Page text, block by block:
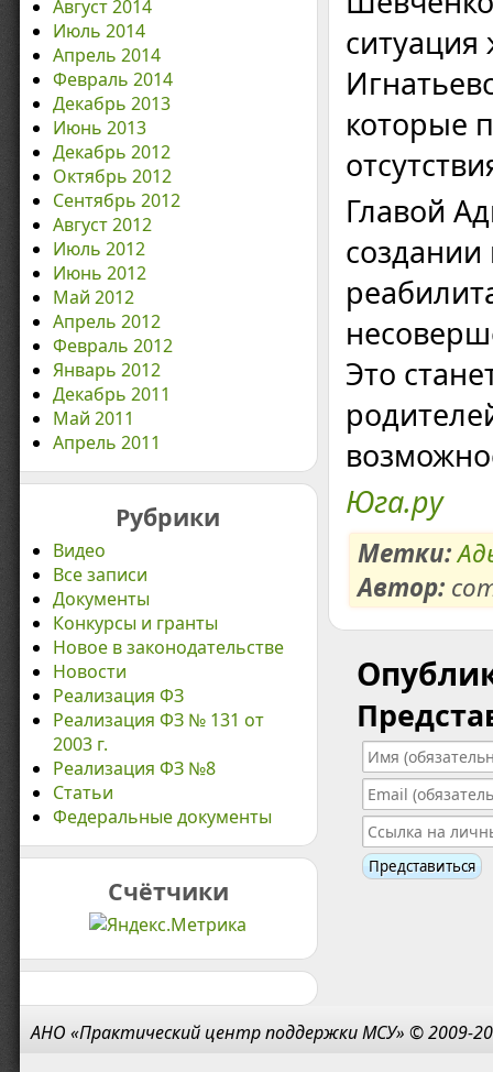
Август 2014
Июль 2014
Апрель 2014
Февраль 2014
Декабрь 2013
Июнь 2013
Декабрь 2012
Октябрь 2012
Сентябрь 2012
Август 2012
Июль 2012
Июнь 2012
Май 2012
Апрель 2012
Февраль 2012
Январь 2012
Декабрь 2011
Май 2011
Апрель 2011
Рубрики
Видео
Все записи
Документы
Конкурсы и гранты
Новое в законодательстве
Новости
Реализация ФЗ
Реализация ФЗ № 131 от
2003 г.
Реализация ФЗ №8
Статьи
Федеральные документы
Счётчики
ситуация
которые
Главой
создании
Это
Юга.ру
Метки:
Автор:
АНО «Практический центр поддержки МСУ» © 2009-